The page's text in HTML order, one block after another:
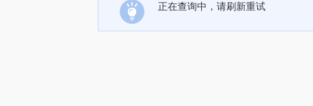
正在查询中，请刷新重试